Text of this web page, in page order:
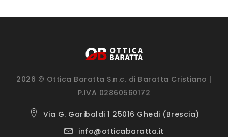
2026 © Ottica Baratta S.n.c. di Baratta Cristiano |
P.IVA 02860560172
Via G. Garibaldi 1 25016 Ghedi (Brescia)
info@otticabaratta.it